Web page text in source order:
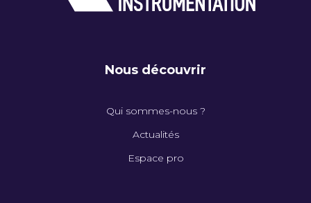
Nous découvrir
Qui sommes-nous ?
Actualités
Espace pro